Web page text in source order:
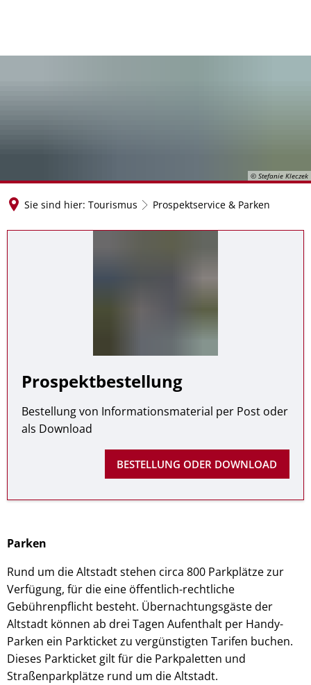
© Stefanie Kleczek
Sie sind hier: Tourismus Prospektservice & Parken
Prospektbestellung
Bestellung von Informationsmaterial per Post oder
als Download
BESTELLUNG ODER DOWNLOAD
Parken
Rund um die Altstadt stehen circa 800 Parkplätze zur
Verfügung, für die eine öffentlich-rechtliche
Gebührenpflicht besteht. Übernachtungsgäste der
Altstadt können ab drei Tagen Aufenthalt per Handy-
Parken ein Parkticket zu vergünstigten Tarifen buchen.
Dieses Parkticket gilt für die Parkpaletten und
Straßenparkplätze rund um die Altstadt.